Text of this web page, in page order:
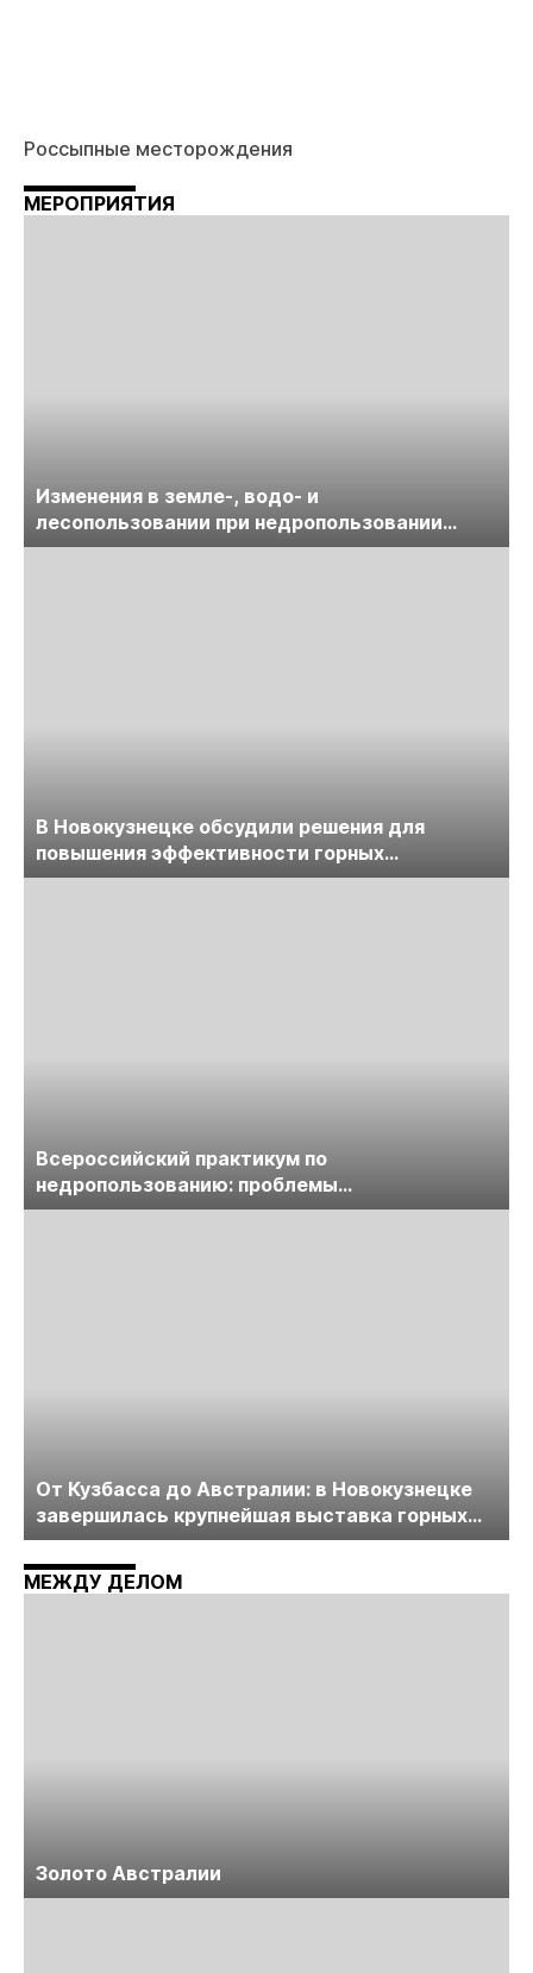
Россыпные месторождения
МЕРОПРИЯТИЯ
Изменения в земле-, водо- и
лесопользовании при недропользовании
обсудят на семинаре «ПравоТЭК»
В Новокузнецке обсудили решения для
повышения эффективности горных
предприятий
Всероссийский практикум по
недропользованию: проблемы
лицензирования, цифровизации, экспертизы
От Кузбасса до Австралии: в Новокузнецке
завершилась крупнейшая выставка горных
технологий «Недра России. Уголь России и
Майнинг»
МЕЖДУ ДЕЛОМ
Золото Австралии